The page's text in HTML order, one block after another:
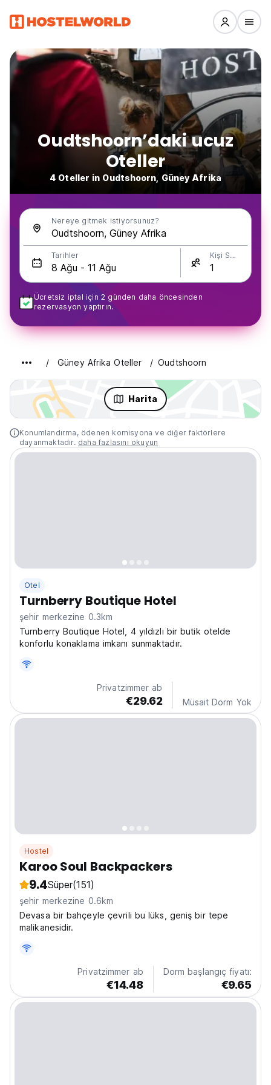
Oudtshoorn’daki ucuz
Oteller
4 Oteller in Oudtshoorn, Güney Afrika
Nereye gitmek istiyorsunuz?
Tarihler Kişi Sayısı
Ücretsiz iptal için 2 günden daha öncesinden
rezervasyon yaptırın.
Güney Afrika Oteller Oudtshoorn
Harita
Konumlandırma, ödenen komisyona ve diğer faktörlere
dayanmaktadır. daha fazlasını okuyun
Otel
Turnberry Boutique Hotel
şehir merkezine 0.3km
Turnberry Boutique Hotel, 4 yıldızlı bir butik otelde
konforlu konaklama imkanı sunmaktadır.
Privatzimmer ab
€29.62 Müsait Dorm Yok
Hostel
Karoo Soul Backpackers
9.4Süper(151)
şehir merkezine 0.6km
Devasa bir bahçeyle çevrili bu lüks, geniş bir tepe
malikanesidir.
Privatzimmer ab
€14.48
Dorm başlangıç fiyatı:
€9.65